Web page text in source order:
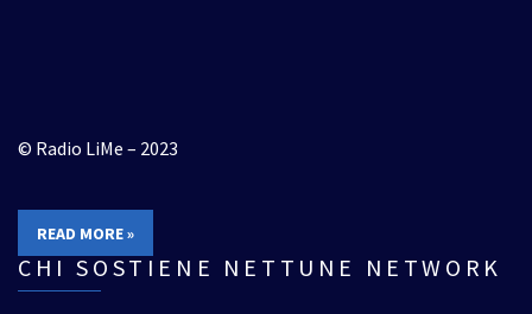
© Radio LiMe – 2023
READ MORE »
CHI SOSTIENE NETTUNE NETWORK